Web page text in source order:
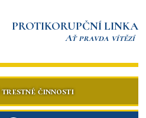
PROTIKORUPČNÍ LINKA
Ať pravda vítězí
trestné činnosti